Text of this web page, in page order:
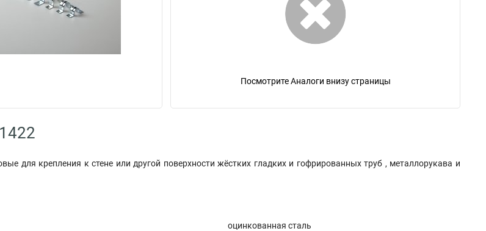
Посмотрите Аналоги внизу страницы
для крепления к стене или другой поверхности жёстких гладких и гофрированных труб , металлорукава и
оцинкованная сталь